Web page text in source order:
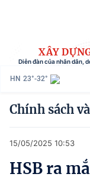
XÂY
Diễn đàn của nhân dân,
HN 23°-32°
Danh mục
Tham vấn chính
Chính sách
15/05/2025 10:53
HSB ra